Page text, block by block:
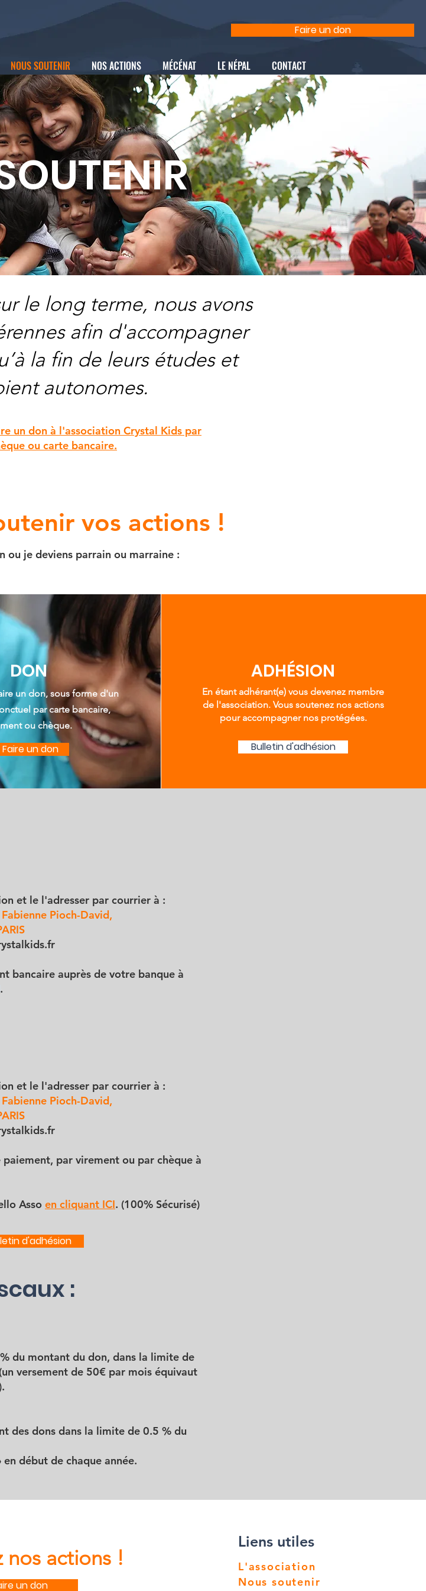
Faire un don
NOUS SOUTENIR NOS ACTIONS MÉCÉNAT LE NÉPAL CONTACT
le long terme, nous avons
afin d'accompagner
la fin de leurs études et
autonomes.
un don à l'association Crystal Kids par
ou carte bancaire.
vos actions !
ou je deviens parrain ou marraine :
DON
un don, sous forme d'un
parcarte bancaire,
ou chèque.
Faire un don
ADHÉSION
En étant adhérant(e) vous devenez membre
de l'association. Vous soutenez nos actions
pour accompagner nos protégées.
Bulletin d'adhésion
et le l'adresser par courrier à :
Pioch-David,
bancaire auprès de votre banque à
.
et le l'adresser par courrier à :
Pioch-David,
par virement ou par chèque à
Asso en cliquant ICI. (100% Sécurisé)
d'adhésion
:
du montant du don, dans la limite de
versement de 50€ par mois équivaut
des dons dans la limite de 0.5 % du
en début de chaque année.
nos actions !
un don
Liens utiles
L'association
Nous soutenir